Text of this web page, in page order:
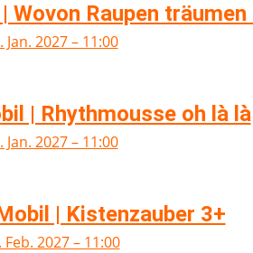
Wovon Raupen träumen
Jan. 2027 – 11:00
| Rhythmousse oh là là
Jan. 2027 – 11:00
| Kistenzauber 3+
Feb. 2027 – 11:00